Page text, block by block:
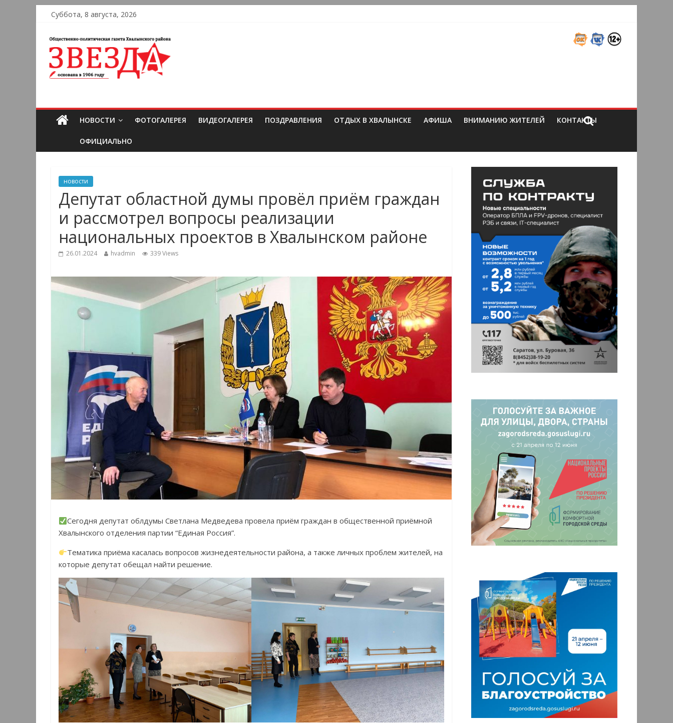
Суббота, 8 августа, 2026
НОВОСТИ ФОТОГАЛЕРЕЯ ВИДЕОГАЛЕРЕЯ ПОЗДРАВЛЕНИЯ ОТДЫХ В ХВАЛЫНСКЕ АФИША ВНИМАНИЮ ЖИТЕЛЕЙ КОНТАКТЫ
ОФИЦИАЛЬНО
новости
Депутат областной думы провëл приëм граждан
и рассмотрел вопросы реализации
национальных проектов в Хвалынском районе
26.01.2024 hvadmin 339 Views
Сегодня депутат облдумы Светлана Медведева провела приём граждан в общественной приёмной
Хвалынского отделения партии “Единая Россия”.
Тематика приёма касалась вопросов жизнедеятельности района, а также личных проблем жителей, на
которые депутат обещал найти решение.